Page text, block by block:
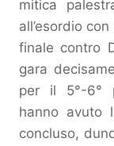
mitica
all’esordio
finale contro
gara
per il 5°-6°
hanno avuto
concluso,